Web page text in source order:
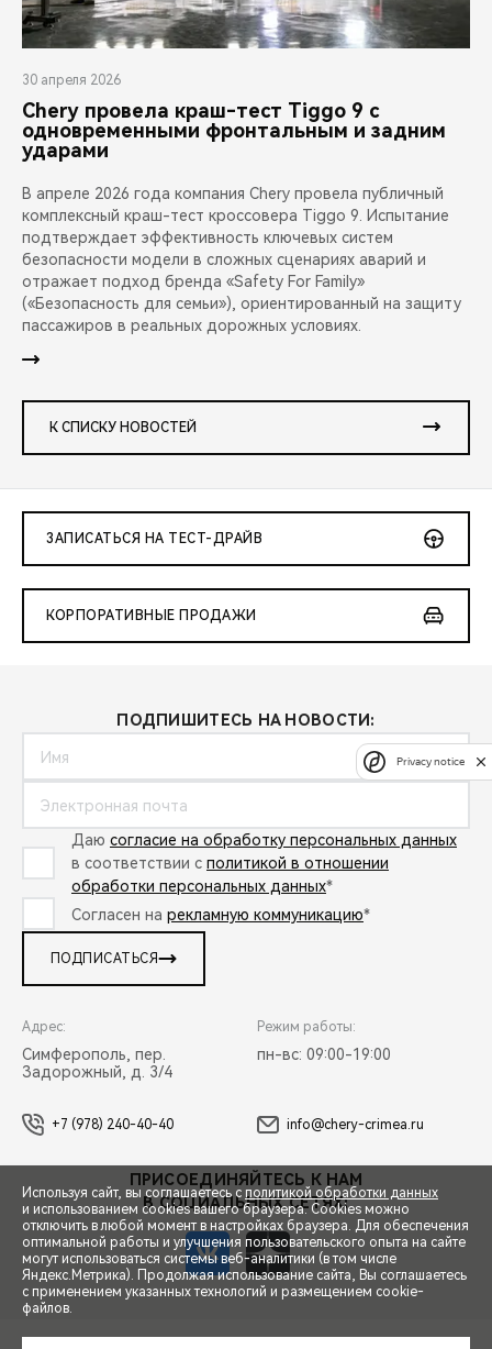
30 апреля 2026
Chery провела краш-тест Tiggo 9 с
одновременными фронтальным и задним
ударами
В апреле 2026 года компания Chery провела публичный
комплексный краш-тест кроссовера Tiggo 9. Испытание
подтверждает эффективность ключевых систем
безопасности модели в сложных сценариях аварий и
отражает подход бренда «Safety For Family»
(«Безопасность для семьи»), ориентированный на защиту
пассажиров в реальных дорожных условиях.
К СПИСКУ НОВОСТЕЙ
ЗАПИСАТЬСЯ НА ТЕСТ-ДРАЙВ
КОРПОРАТИВНЫЕ ПРОДАЖИ
ПОДПИШИТЕСЬ НА НОВОСТИ:
Даю согласие на обработку персональных данных
в соответствии с политикой в отношении
обработки персональных данных*
Согласен на рекламную коммуникацию*
ПОДПИСАТЬСЯ
Адрес:
Симферополь, пер.
Задорожный, д. 3/4
Режим работы:
пн-вс: 09:00-19:00
+7 (978) 240-40-40 info@chery-crimea.ru
ПРИСОЕДИНЯЙТЕСЬ К НАМ
В СОЦИАЛЬНЫХ СЕТЯХ:
Используя сайт, вы соглашаетесь с политикой обработки данных
и использованием cookies вашего браузера. Cookies можно
отключить в любой момент в настройках браузера. Для обеспечения
оптимальной работы и улучшения пользовательского опыта на сайте
могут использоваться системы веб-аналитики (в том числе
Яндекс.Метрика). Продолжая использование сайта, Вы соглашаетесь
с применением указанных технологий и размещением cookie-
файлов.
Privacy notice